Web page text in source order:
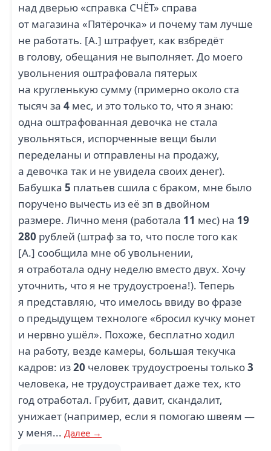
над дверью «справка СЧЁТ» справа
от магазина «Пятёрочка» и почему там лучше
не работать. [А.] штрафует, как взбредёт
в голову, обещания не выполняет. До моего
увольнения оштрафовала пятерых
на кругленькую сумму (примерно около ста
тысяч за 4 мес, и это только то, что я знаю:
одна оштрафованная девочка не стала
увольняться, испорченные вещи были
переделаны и отправлены на продажу,
а девочка так и не увидела своих денег).
Бабушка 5 платьев сшила с браком, мне было
поручено вычесть из её зп в двойном
размере. Лично меня (работала 11 мес) на 19
280 рублей (штраф за то, что после того как
[А.] сообщила мне об увольнении,
я отработала одну неделю вместо двух. Хочу
уточнить, что я не трудоустроена!). Теперь
я представляю, что имелось ввиду во фразе
о предыдущем технологе «бросил кучку монет
и нервно ушёл». Похоже, бесплатно ходил
на работу, везде камеры, большая текучка
кадров: из20 человек трудоустроены только3
человека, не трудоустраивает даже тех, кто
год отработал. Грубит, давит, скандалит,
унижает (например, если я помогаю швеям —
у меня... Далее →